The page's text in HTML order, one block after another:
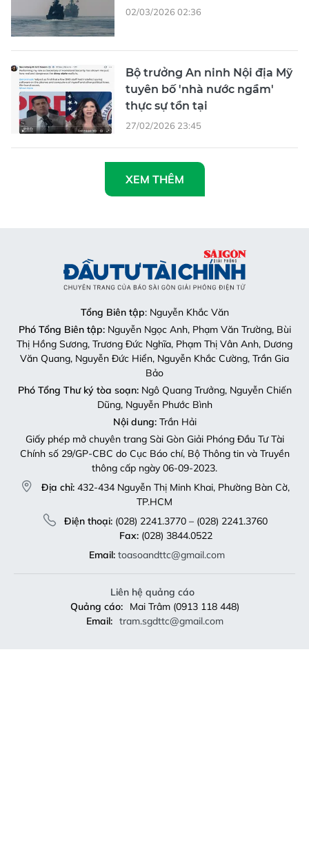
02/03/2026 02:36
Bộ trưởng An ninh Nội địa Mỹ
tuyên bố 'nhà nước ngầm'
thực sự tồn tại
27/02/2026 23:45
XEM THÊM
Tổng Biên tập: Nguyễn Khắc Văn
Phó Tổng Biên tập:Nguyễn Ngọc Anh, Phạm Văn Trường, Bùi
Thị Hồng Sương, Trương Đức Nghĩa, Phạm Thị Vân Anh, Dương
Văn Quang, Nguyễn Đức Hiển, Nguyễn Khắc Cường, Trần Gia
Bảo
Phó Tổng Thư ký tòa soạn:Ngô Quang Trưởng, Nguyễn Chiến
Dũng, Nguyễn Phước Bình
Nội dung:Trần Hải
Giấy phép mở chuyên trang Sài Gòn Giải Phóng Đầu Tư Tài
Chính số 29/GP-CBC do Cục Báo chí, Bộ Thông tin và Truyền
thông cấp ngày 06-09-2023.
Địa chỉ: 432-434 Nguyễn Thị Minh Khai, Phường Bàn Cờ,
TP.HCM
Điện thoại:(028) 2241.3770 – (028) 2241.3760
Fax:(028) 3844.0522
Email: toasoandttc@gmail.com
Liên hệ quảng cáo
Quảng cáo:
Mai Trâm (0913 118 448)
Email: tram.sgdttc@gmail.com